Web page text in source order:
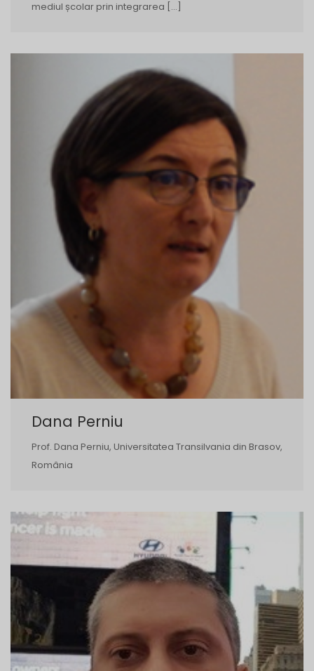
mediul școlar prin integrarea […]
Dana Perniu
Prof. Dana Perniu, Universitatea Transilvania din Brasov,
România